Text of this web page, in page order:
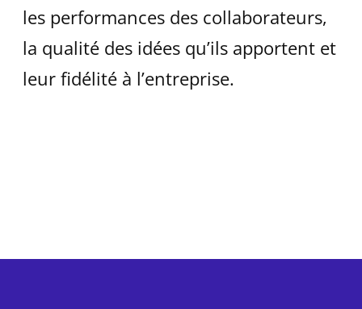
les performances des collaborateurs,
la qualité des idées qu’ils apportent et
leur fidélité à l’entreprise.